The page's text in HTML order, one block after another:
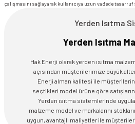
çalışmasını sağlayarak kullanıcıya uzun vadede tasarruf
Yerden Isıtma
Yerden Isıtma
Hak Enerji olarak yerden ısıtma
açısından müşterilerimize büyük
Enerji alman kalitesi ile
seçtikleri model ürüne göre
Yerden ısıtma sistemlerinde
malzeme model ve markalarını
uygun, avantajlı maliyetler ile